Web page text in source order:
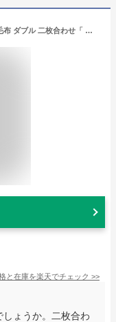
[タイムセール 12/12 18:00-12/15 23:59] 毛布 ダブル 二枚合わせ「 フラン 2枚合わせ毛布 (トップサーモ2) 」 ダブルサイズ：約180×200cm 抗菌 消臭 発熱 蓄熱 あったか 静電気防止 秋 冬 フランネル
と在庫を楽天でチェック >>
ょうか。二枚合わ